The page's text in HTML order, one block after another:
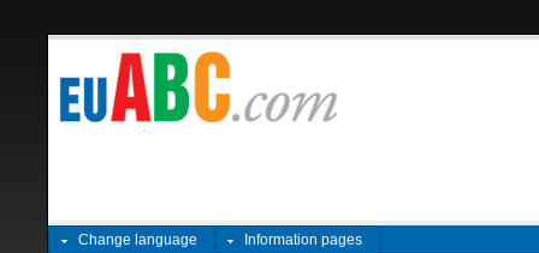
Change language Information pages